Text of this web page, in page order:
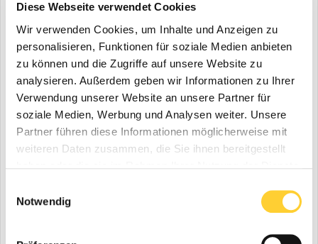
Diese Webseite verwendet Cookies
Wir verwenden Cookies, um Inhalte und Anzeigen zu
personalisieren, Funktionen für soziale Medien anbieten
zu können und die Zugriffe auf unsere Website zu
analysieren. Außerdem geben wir Informationen zu Ihrer
Verwendung unserer Website an unsere Partner für
soziale Medien, Werbung und Analysen weiter. Unsere
Partner führen diese Informationen möglicherweise mit
weiteren Daten zusammen, die Sie ihnen bereitgestellt
Notwendig
möglich, schwere Montageteile in großen Höhen sicher
aufzunehmen, ohne die Standsicherheit der Maschine zu
Mit dem DRS werden insgesamt mehr Reichweite sowie eine
höhere Einsatzflexibilität erreicht und wertvolle Einsatzzeit
gespart.